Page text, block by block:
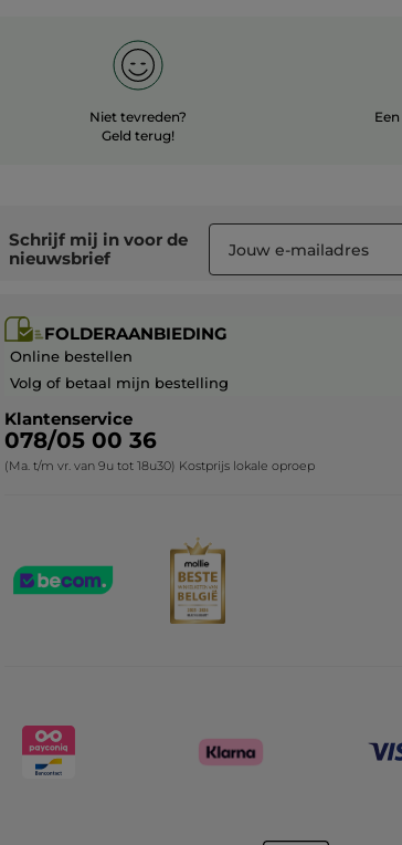
Niet tevreden?
Geld terug!
Een
Schrijf mij in voor de
nieuwsbrief
FOLDERAANBIEDING
Online bestellen
Volg of betaal mijn bestelling
Klantenservice
078/05 00 36
(Ma. t/m vr. van 9u tot 18u30) Kostprijs lokale oproep